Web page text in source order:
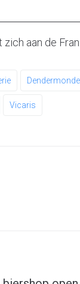
zich aan de
Dendermonde
Vicaris